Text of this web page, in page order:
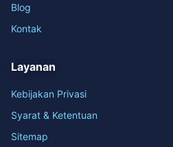
Blog
Kontak
Layanan
Kebijakan Privasi
Syarat & Ketentuan
Sitemap